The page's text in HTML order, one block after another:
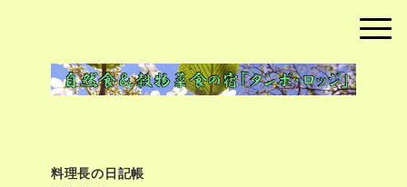
料理長の日記帳